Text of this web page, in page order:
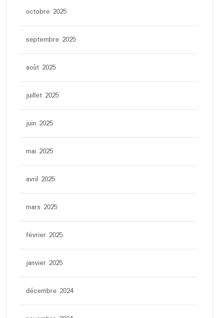
octobre 2025
septembre 2025
août 2025
juillet 2025
juin 2025
mai 2025
avril 2025
mars 2025
février 2025
janvier 2025
décembre 2024